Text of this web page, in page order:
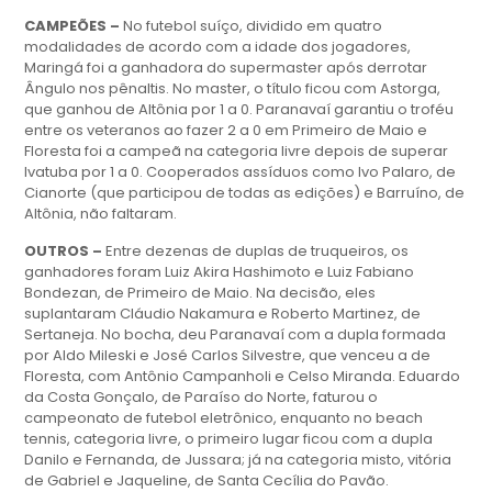
CAMPEÕES – No futebol suíço, dividido em quatro
modalidades de acordo com a idade dos jogadores,
Maringá foi a ganhadora do supermaster após derrotar
Ângulo nos pênaltis. No master, o título ficou com Astorga,
que ganhou de Altônia por 1 a 0. Paranavaí garantiu o troféu
entre os veteranos ao fazer 2 a 0 em Primeiro de Maio e
Floresta foi a campeã na categoria livre depois de superar
Ivatuba por 1 a 0. Cooperados assíduos como Ivo Palaro, de
Cianorte (que participou de todas as edições) e Barruíno, de
Altônia, não faltaram.
OUTROS – Entre dezenas de duplas de truqueiros, os
ganhadores foram Luiz Akira Hashimoto e Luiz Fabiano
Bondezan, de Primeiro de Maio. Na decisão, eles
suplantaram Cláudio Nakamura e Roberto Martinez, de
Sertaneja. No bocha, deu Paranavaí com a dupla formada
por Aldo Mileski e José Carlos Silvestre, que venceu a de
Floresta, com Antônio Campanholi e Celso Miranda. Eduardo
da Costa Gonçalo, de Paraíso do Norte, faturou o
campeonato de futebol eletrônico, enquanto no beach
tennis, categoria livre, o primeiro lugar ficou com a dupla
Danilo e Fernanda, de Jussara; já na categoria misto, vitória
de Gabriel e Jaqueline, de Santa Cecília do Pavão.